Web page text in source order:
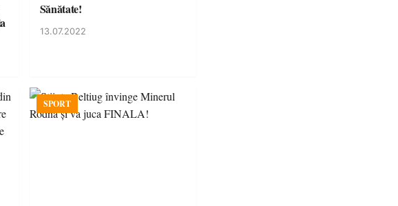
Sănătate!
13.07.2022
SPORT